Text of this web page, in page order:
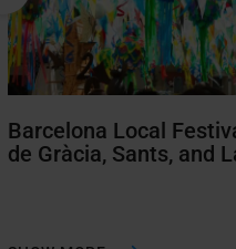
Barcelona Local
de Gràcia, Sants, and